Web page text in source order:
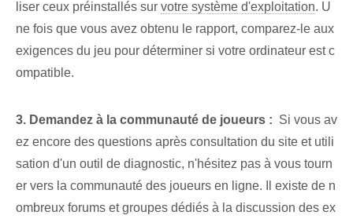
liser ceux préinstallés sur votre système d'exploitation. U
ne fois que vous avez obtenu le rapport, comparez-le aux
exigences du jeu pour déterminer si votre ordinateur est c
ompatible.
3.⁢ Demandez à la⁢ communauté⁤ de joueurs : ‌ Si vous av
ez encore⁢ des questions après ⁢consultation du site et utili
sation d'un outil de diagnostic, n'hésitez pas à vous tourn
er⁢ vers la communauté des joueurs en ligne. Il existe de n
ombreux forums et groupes dédiés à la discussion des ex